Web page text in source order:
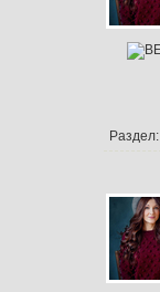
Раздел: